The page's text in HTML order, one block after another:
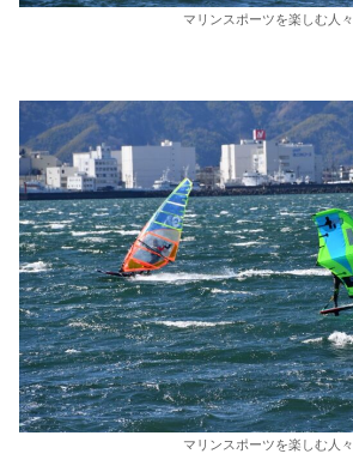
マリンスポーツを楽しむ人々
マリンスポーツを楽しむ人々